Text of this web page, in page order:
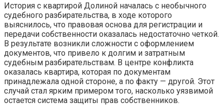
История с квартирой Долиной началась с необычного
судебного разбирательства, в ходе которого
выяснилось, что правовая основа для регистрации и
передачи собственности оказалась недостаточно четкой.
В результате возникли сложности с оформлением
документов, что привело к долгим и затратным
судебным разбирательствам. В центре конфликта
оказалась квартира, которая по документам
принадлежала одной стороне, а по факту — другой. Этот
случай стал ярким примером того, насколько уязвимой
остается система защиты прав собственников.